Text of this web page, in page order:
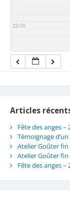
23:00
Articles
Fête des anges –
Témoignage
Atelier Goûter fin
Atelier Goûter fin
Fête des anges –